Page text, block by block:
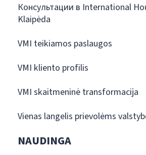
Консультации в International
Klaipėda
VMI teikiamos paslaugos
VMI kliento profilis
VMI skaitmeninė transformacija
Vienas langelis prievolėms
NAUDINGA